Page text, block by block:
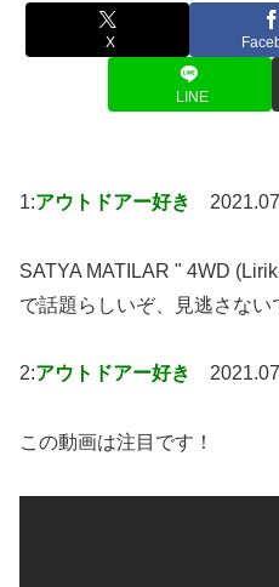
X
LINE
1:アウトドアー好き
SATYA MATILAR " 4WD
で話題らしいぞ、見逃さない
2:アウトドアー好き
この動画は注目です！